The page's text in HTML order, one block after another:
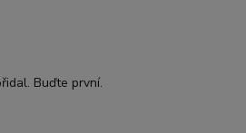
Buďte první.